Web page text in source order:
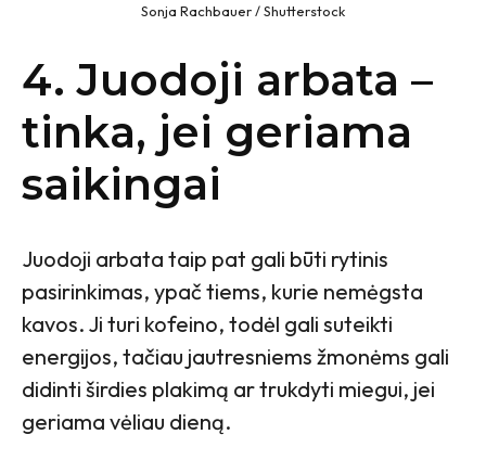
Sonja Rachbauer / Shutterstock
4. Juodoji arbata –
tinka, jei geriama
saikingai
Juodoji arbata taip pat gali būti rytinis
pasirinkimas, ypač tiems, kurie nemėgsta
kavos. Ji turi kofeino, todėl gali suteikti
energijos, tačiau jautresniems žmonėms gali
didinti širdies plakimą ar trukdyti miegui, jei
geriama vėliau dieną.